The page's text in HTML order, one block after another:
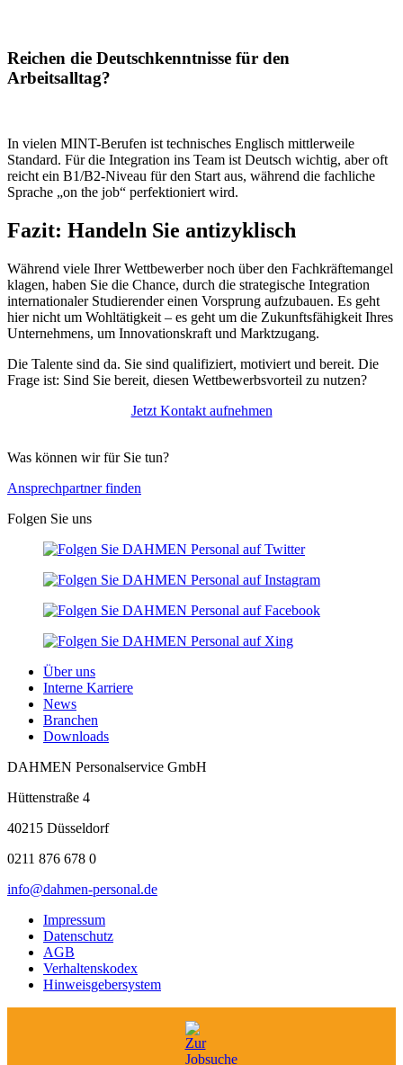
Reichen die Deutschkenntnisse für den
Arbeitsalltag?
In vielen MINT-Berufen ist technisches Englisch mittlerweile
Standard. Für die Integration ins Team ist Deutsch wichtig, aber oft
reicht ein B1/B2-Niveau für den Start aus, während die fachliche
Sprache „on the job“ perfektioniert wird.
Fazit: Handeln Sie antizyklisch
Während viele Ihrer Wettbewerber noch über den Fachkräftemangel
klagen, haben Sie die Chance, durch die strategische Integration
internationaler Studierender einen Vorsprung aufzubauen. Es geht
hier nicht um Wohltätigkeit – es geht um die Zukunftsfähigkeit Ihres
Unternehmens, um Innovationskraft und Marktzugang.
Die Talente sind da. Sie sind qualifiziert, motiviert und bereit. Die
Frage ist: Sind Sie bereit, diesen Wettbewerbsvorteil zu nutzen?
Jetzt Kontakt aufnehmen
Was können wir für Sie tun?
Ansprechpartner finden
Folgen Sie uns
Über uns
Interne Karriere
News
Branchen
Downloads
DAHMEN Personalservice GmbH
Hüttenstraße 4
40215 Düsseldorf
0211 876 678 0
info@dahmen-personal.de
Impressum
Datenschutz
AGB
Verhaltenskodex
Hinweisgebersystem